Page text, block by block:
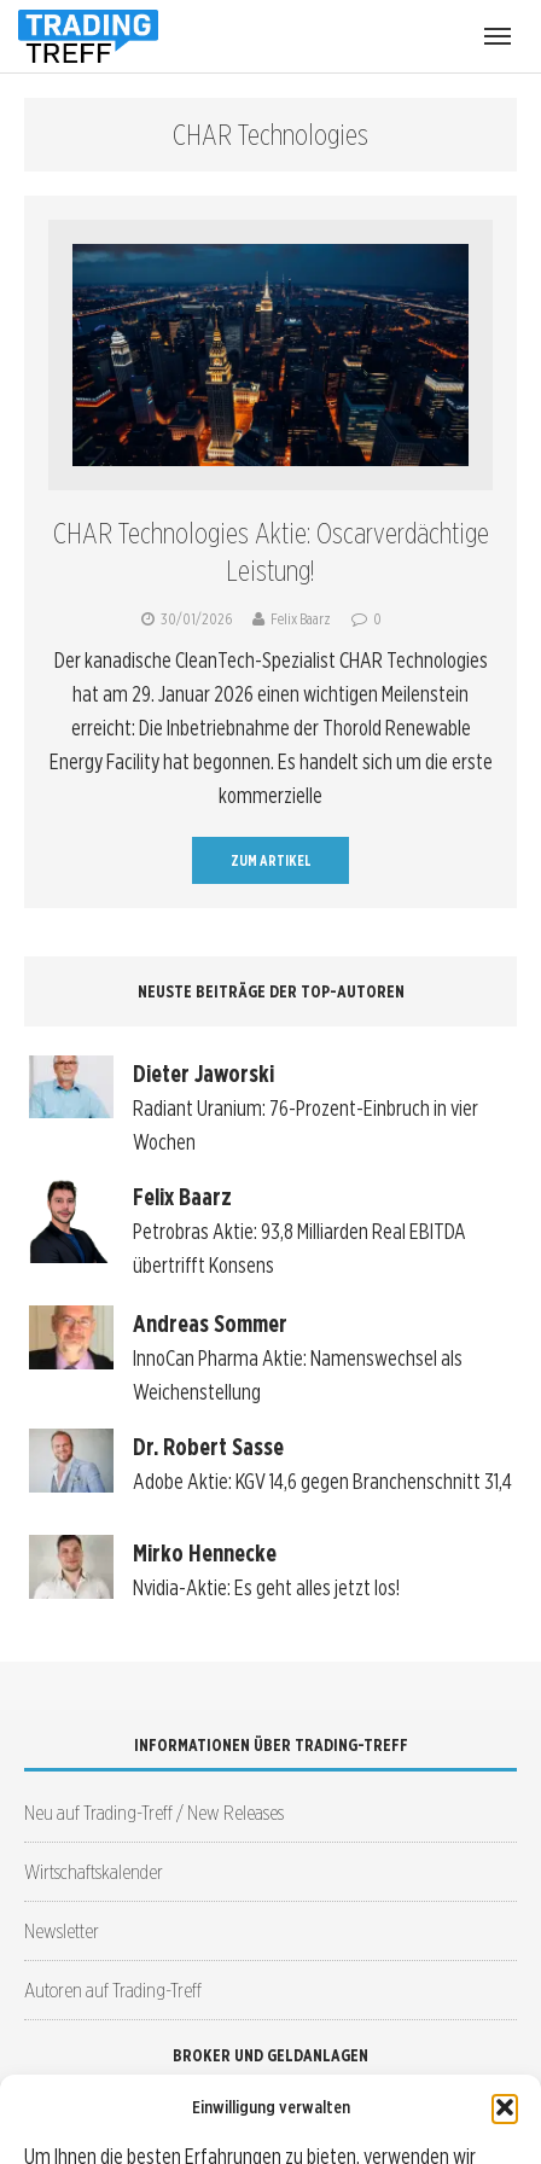
Einwilligung verwalten
Um Ihnen die besten Erfahrungen zu bieten, verwenden wir
CHAR Technologies
CHAR Technologies Aktie: Oscarverdächtige
Leistung!
30/01/2026 Felix Baarz 0
Der kanadische CleanTech-Spezialist CHAR Technologies
hat am 29. Januar 2026 einen wichtigen Meilenstein
erreicht: Die Inbetriebnahme der Thorold Renewable
Energy Facility hat begonnen. Es handelt sich um die erste
kommerzielle
ZUM ARTIKEL
NEUSTE BEITRÄGE DER TOP-AUTOREN
Dieter Jaworski
Radiant Uranium: 76-Prozent-Einbruch in vier
Wochen
Felix Baarz
Petrobras Aktie: 93,8 Milliarden Real EBITDA
übertrifft Konsens
Andreas Sommer
InnoCan Pharma Aktie: Namenswechsel als
Weichenstellung
Dr. Robert Sasse
Adobe Aktie: KGV 14,6 gegen Branchenschnitt 31,4
Mirko Hennecke
Nvidia-Aktie: Es geht alles jetzt los!
INFORMATIONEN ÜBER TRADING-TREFF
Neu auf Trading-Treff / New Releases
Wirtschaftskalender
Newsletter
Autoren auf Trading-Treff
BROKER UND GELDANLAGEN